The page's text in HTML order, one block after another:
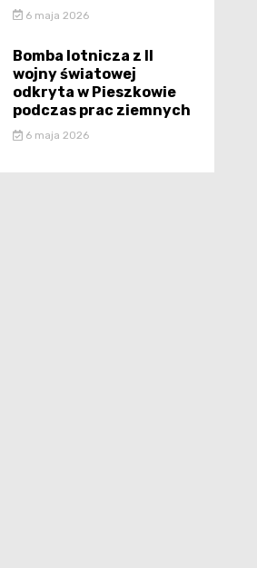
6 maja 2026
Bomba lotnicza z II
wojny światowej
odkryta w Pieszkowie
podczas prac ziemnych
6 maja 2026